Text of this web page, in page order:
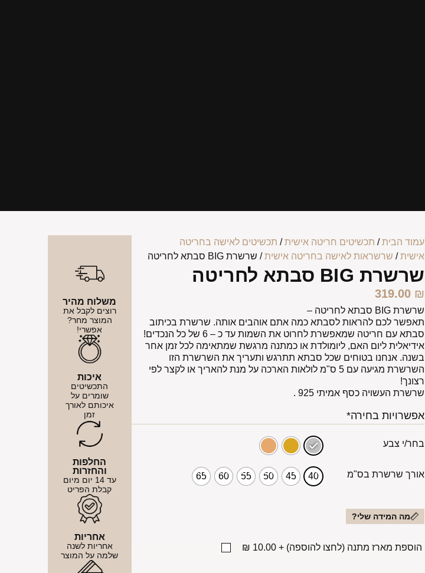
עמוד הבית/ תכשיטים חריטה אישית/ תכשיטים לאישה בחריטה
אישית/ שרשראות לאישה בחריטה אישית/ שרשרת BIG סבתא לחריטה
שרשרת BIG סבתא לחריטה
319.00 ₪
שרשרת BIG סבתא לחריטה –
תאפשר לכם להראות לסבתא כמה אתם אוהבים אותה. שרשרת בכיתוב
סבתא עם חריטה שמאפשרת לחרוט את השמות עד כ – 6 של כל הנכדים!
אידיאלית ליום האם, ליומולדת או כמתנה מרגשת שמתאימה לכל זמן אחר
בשנה. אנחנו בטוחים שכל סבתא תתרגש ותעריך את השרשרת הזו
השרשרת מגיעה עם 5 ס"מ לולאות הארכה על מנת להאריך או לקצר לפי
רצונך!
שרשרת העשויה כסף אמיתי 925 .
אפשרויות בחירה*
בחר/י צבע
אורך שרשרת בס"מ 40
45
50
55
60
65
מה המידה שלי?
הוספת מארז מתנה (לחצו להוספה) +
10.00 ₪
משלוח מהיר
רוצים לקבל את
המוצר מחר?
אפשרי!
איכות
התכשיטים
שומרים על
איכותם לאורך
זמן
החלפות
והחזרות
עד 14 יום מיום
קבלת הפריט
אחריות
אחריות לשנה
שלמה על המוצר